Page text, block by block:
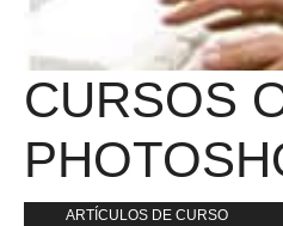
CURSOS
ARTÍCULOS DE CURSO